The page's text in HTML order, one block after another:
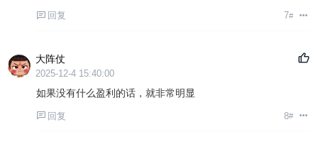
回复 7#
大阵仗
2025-12-4 15:40:00
如果没有什么盈利的话，就非常明显
回复 8#